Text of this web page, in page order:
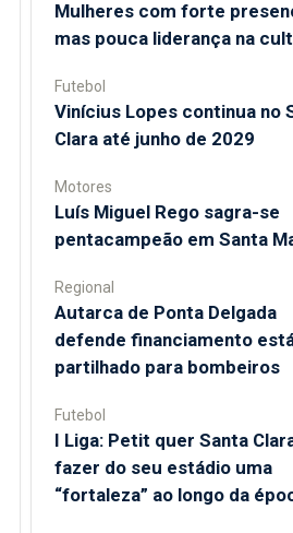
Mulheres com forte
mas pouca liderança na
Futebol
Vinícius Lopes continua no
Clara até junho de 2029
Motores
Luís Miguel Rego sagra-se
pentacampeão em Santa
Regional
Autarca de Ponta Delgada
defende financiamento
partilhado para bombeiros
Futebol
I Liga: Petit quer Santa
fazer do seu estádio uma
“fortaleza” ao longo da